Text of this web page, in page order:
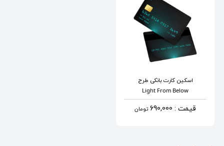
اسکین کارت بانکی طرح
Light From Below
قیمت : 690,000 تومان